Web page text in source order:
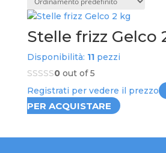
Stelle frizz Gelco
Disponibilità: 11pezzi
0out of 5
Registrati per vedere il prezzo
PER ACQUISTARE